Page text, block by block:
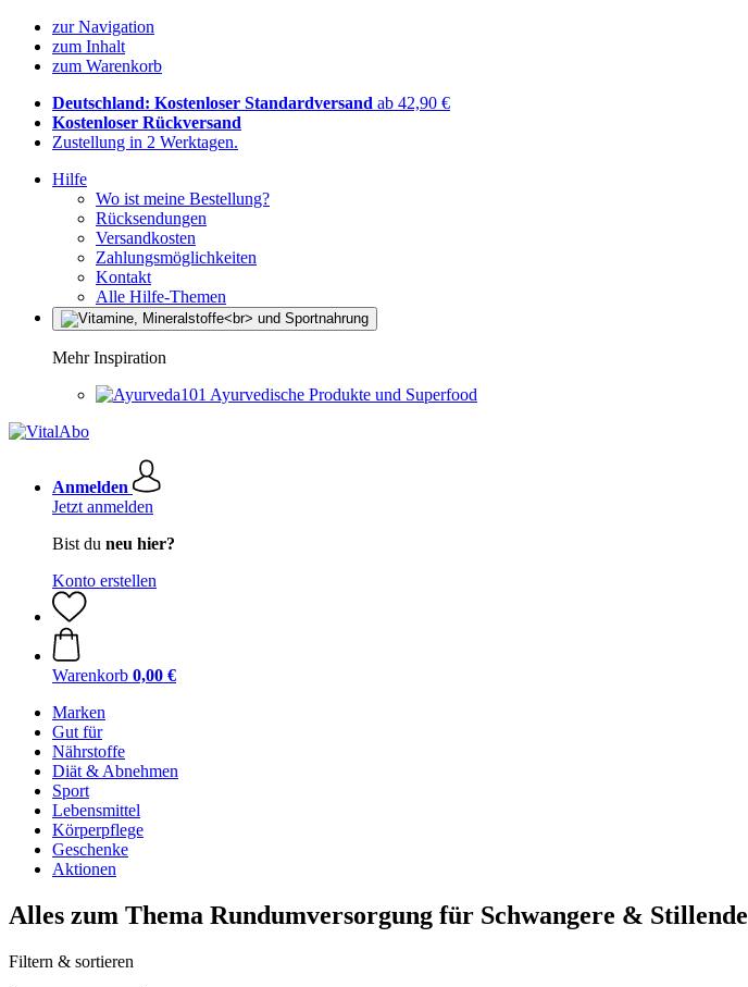
zur Navigation
zum Inhalt
zum Warenkorb
Deutschland: Kostenloser Standardversand ab 42,90 €
Kostenloser Rückversand
Zustellung in 2 Werktagen.
Hilfe
Wo ist meine Bestellung?
Rücksendungen
Versandkosten
Zahlungsmöglichkeiten
Kontakt
Alle Hilfe-Themen
Mehr Inspiration
Ayurvedische Produkte und Superfood
Anmelden
Jetzt anmelden
Bist du neu hier?
Konto erstellen
Warenkorb 0,00 €
Marken
Gut für
Nährstoffe
Diät & Abnehmen
Sport
Lebensmittel
Körperpflege
Geschenke
Aktionen
Alles zum Thema Rundumversorgung für Schwangere & Stillende
Filtern & sortieren